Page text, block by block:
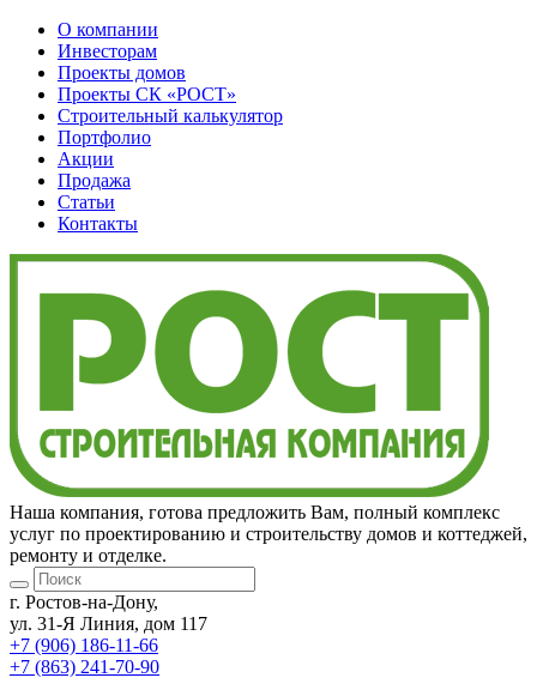
О компании
Инвесторам
Проекты домов
Проекты СК «РОСТ»
Строительный калькулятор
Портфолио
Акции
Продажа
Статьи
Контакты
Наша компания, готова предложить Вам, полный комплекс
услуг по проектированию и строительству домов и коттеджей,
ремонту и отделке.
г. Ростов-на-Дону,
ул. 31-Я Линия, дом 117
+7 (906) 186-11-66
+7 (863) 241-70-90